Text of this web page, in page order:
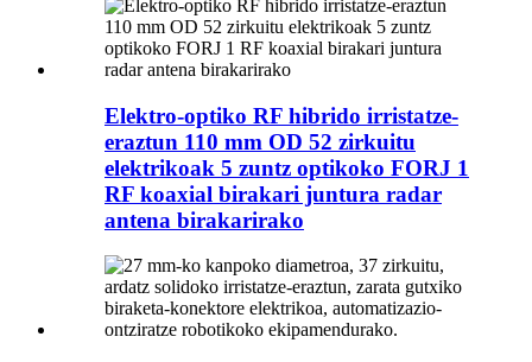
Elektro-optiko RF hibrido irristatze-
eraztun 110 mm OD 52 zirkuitu
elektrikoak 5 zuntz optikoko FORJ 1
RF koaxial birakari juntura radar
antena birakarirako